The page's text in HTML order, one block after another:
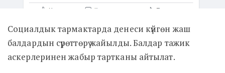
Социалдык тармактарда денеси күйгөн жаш
балдардын сүрөттөрү жайылды. Балдар тажик
аскерлеринен жабыр тартканы айтылат.